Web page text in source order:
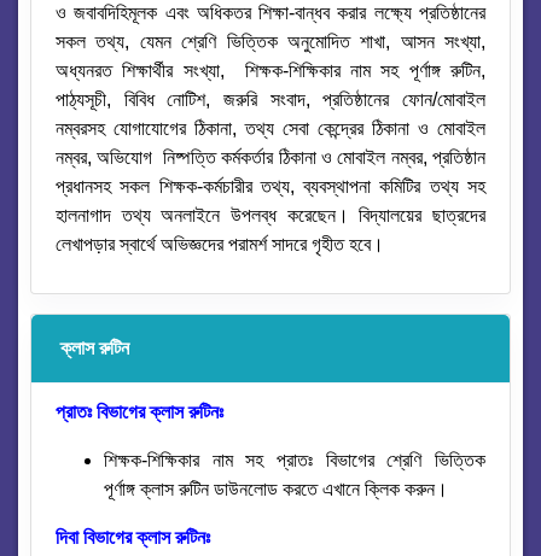
ও জবাবদিহিমূলক এবং অধিকতর শিক্ষা-বান্ধব করার লক্ষ্যে প্রতিষ্ঠানের
সকল তথ্য, যেমন শ্রেণি ভিত্তিক অনুমোদিত শাখা, আসন সংখ্যা,
অধ্যনরত শিক্ষার্থীর সংখ্যা, শিক্ষক-শিক্ষিকার নাম সহ পূর্ণাঙ্গ রুটিন,
পাঠ্যসূচী, বিবিধ নোটিশ, জরুরি সংবাদ, প্রতিষ্ঠানের ফোন/মোবাইল
নম্বরসহ যোগাযোগের ঠিকানা, তথ্য সেবা কেন্দ্রের ঠিকানা ও মোবাইল
নম্বর, অভিযোগ নিষ্পত্তি কর্মকর্তার ঠিকানা ও মোবাইল নম্বর, প্রতিষ্ঠান
প্রধানসহ সকল শিক্ষক-কর্মচারীর তথ্য, ব্যবস্থাপনা কমিটির তথ্য সহ
হালনাগাদ তথ্য অনলাইনে উপলব্ধ করেছেন। বিদ্যালয়ের ছাত্রদের
লেখাপড়ার স্বার্থে অভিজ্ঞদের পরামর্শ সাদরে গৃহীত হবে।
ক্লাস রুটিন
প্রাতঃ বিভাগের ক্লাস রুটিনঃ
শিক্ষক-শিক্ষিকার নাম সহ প্রাতঃ বিভাগের শ্রেণি ভিত্তিক
পূর্ণাঙ্গক্লাসরুটিনডাউনলোড করতে এখানে ক্লিক করুন।
দিবা বিভাগের ক্লাস রুটিনঃ